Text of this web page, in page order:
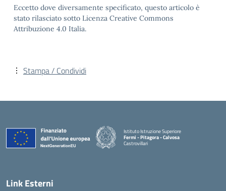
Eccetto dove diversamente specificato, questo articolo è
stato rilasciato sotto Licenza Creative Commons
Attribuzione 4.0 Italia.
Stampa / Condividi
Istituto Istruzione Superiore
Fermi - Pitagora - Calvosa
Castrovillari
Link Esterni